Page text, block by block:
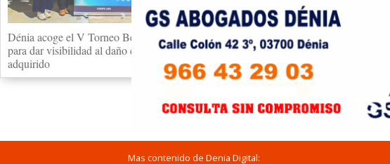
Dénia acoge el V Torneo Benéfico de Pádel
para dar visibilidad al daño cerebral
adquirido
Mas contenido de Denia Digital: